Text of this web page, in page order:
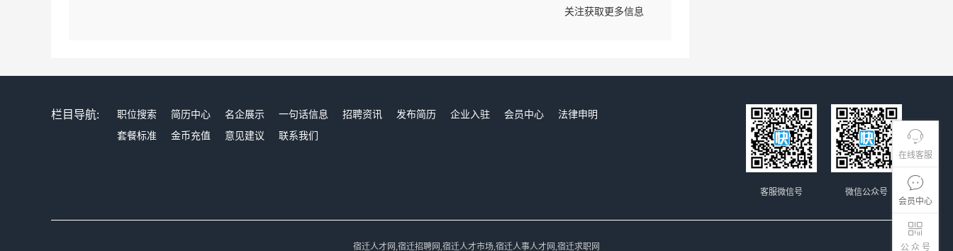
在线客服
会员中心
公 众 号
关注获取更多信息
栏目导航: 职位搜索 简历中心 名企展示 一句话信息 招聘资讯 发布简历 企业入驻 会员中心
法律申明
套餐标准
金币充值 意见建议 联系我们
微信公众号
客服微信号
宿迁人才网,宿迁招聘网,宿迁人才市场,宿迁人事人才网,宿迁求职网